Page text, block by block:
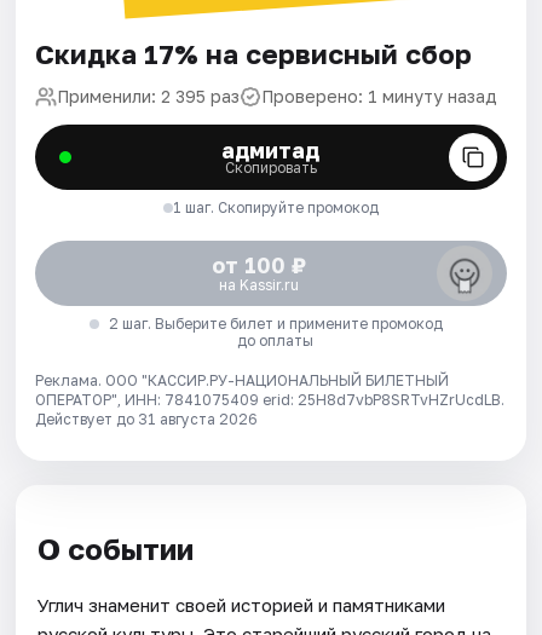
Скидка 17% на сервисный сбор
Применили: 2 395 раз Проверено: 1 минуту назад
адмитад
Скопировать
1 шаг. Скопируйте промокод
от 100 ₽
на Kassir.ru
2 шаг. Выберите билет и примените промокод
до оплаты
Реклама. ООО "КАССИР.РУ-НАЦИОНАЛЬНЫЙ БИЛЕТНЫЙ
ОПЕРАТОР", ИНН: 7841075409 erid: 25H8d7vbP8SRTvHZrUcdLB.
Действует до 31 августа 2026
О событии
Углич знаменит своей историей и памятниками